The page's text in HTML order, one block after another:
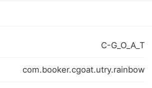
C-G_O_A_T
com.booker.cgoat.utry.rainbow